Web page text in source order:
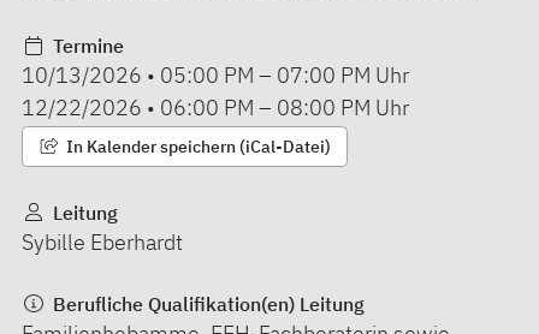
Termine
10/13/2026 • 05:00 PM – 07:00 PM Uhr
12/22/2026 • 06:00 PM – 08:00 PM Uhr
In Kalender speichern (iCal-Datei)
Leitung
Sybille Eberhardt
Berufliche Qualifikation(en) Leitung